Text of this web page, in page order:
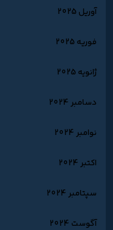
آوریل 2025
فوریه 2025
ژانویه 2025
دسامبر 2024
نوامبر 2024
اکتبر 2024
سپتامبر 2024
آگوست 2024